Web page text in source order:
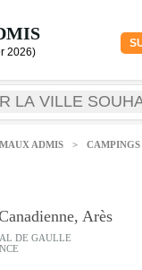
2026)
ADMIS > CAMPINGS
Arès
DE GAULLE